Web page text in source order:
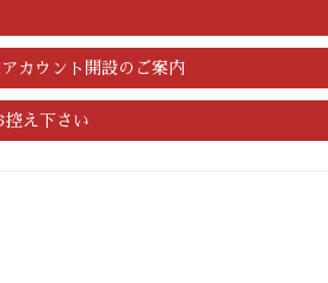
カウント開設のご案内
え下さい